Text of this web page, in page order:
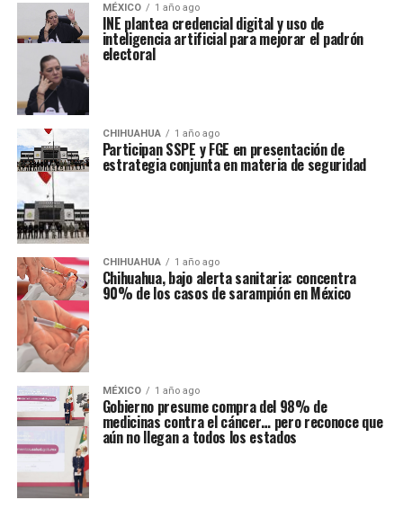
MÉXICO 1 año ago
INE plantea credencial digital y uso de
inteligencia artificial para mejorar el padrón
electoral
CHIHUAHUA 1 año ago
Participan SSPE y FGE en presentación de
estrategia conjunta en materia de seguridad
CHIHUAHUA 1 año ago
Chihuahua, bajo alerta sanitaria: concentra
90% de los casos de sarampión en México
MÉXICO 1 año ago
Gobierno presume compra del 98% de
medicinas contra el cáncer… pero reconoce que
aún no llegan a todos los estados